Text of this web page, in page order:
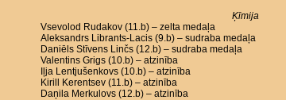
Ķīmija
Vsevolod Rudakov (11.b) – zelta medaļa
Aleksandrs Librants-Lacis (9.b) – sudraba medaļa
Daniēls Stīvens Linčs (12.b) – sudraba medaļa
Valentins Grigs (10.b) – atzinība
Iļja Lentjušenkovs (10.b) – atzinība
Kirill Kerentsev (11.b) – atzinība
Daņila Merkulovs (12.b) – atzinība